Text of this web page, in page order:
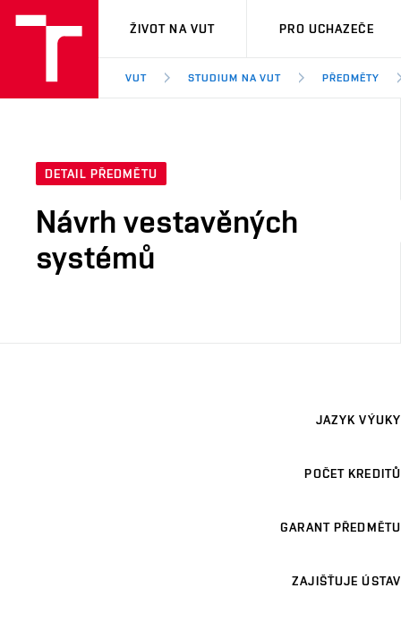
VUT
ŽIVOT NA VUT PRO UCHAZEČE
VUT STUDIUM NA VUT PŘEDMĚTY
DETAIL PŘEDMĚTU
Návrh vestavěných
systémů
JAZYK VÝUKY
POČET KREDITŮ
GARANT PŘEDMĚTU
ZAJIŠŤUJE ÚSTAV